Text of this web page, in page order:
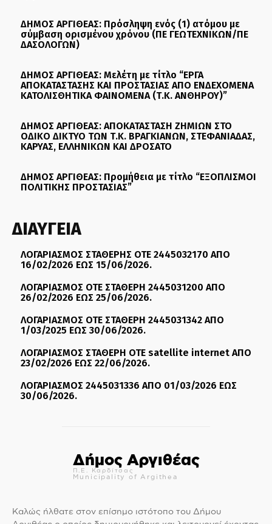
ΔΗΜΟΣ ΑΡΓΙΘΕΑΣ: Πρόσληψη ενός (1) ατόμου με
σύμβαση ορισμένου χρόνου (ΠΕ ΓΕΩΤΕΧΝΙΚΩΝ/ΠΕ
ΔΑΣΟΛΟΓΩΝ)
ΔΗΜΟΣ ΑΡΓΙΘΕΑΣ: Μελέτη με τίτλο “ΕΡΓΑ
ΑΠΟΚΑΤΑΣΤΑΣΗΣ ΚΑΙ ΠΡΟΣΤΑΣΙΑΣ ΑΠΟ ΕΝΔΕΧΟΜΕΝΑ
ΚΑΤΟΛΙΣΘΗΤΙΚΑ ΦΑΙΝΟΜΕΝΑ (Τ.Κ. ΑΝΘΗΡΟΥ)”
ΔΗΜΟΣ ΑΡΓΙΘΕΑΣ: ΑΠΟΚΑΤΑΣΤΑΣΗ ΖΗΜΙΩΝ ΣΤΟ
ΟΔΙΚΟ ΔΙΚΤΥΟ ΤΩΝ Τ.Κ. ΒΡΑΓΚΙΑΝΩΝ, ΣΤΕΦΑΝΙΑΔΑΣ,
ΚΑΡΥΑΣ, ΕΛΛΗΝΙΚΩΝ ΚΑΙ ΔΡΟΣΑΤΟ
ΔΗΜΟΣ ΑΡΓΙΘΕΑΣ: Προμήθεια με τίτλο “ΕΞΟΠΛΙΣΜΟΙ
ΠΟΛΙΤΙΚΗΣ ΠΡΟΣΤΑΣΙΑΣ”
ΔΙΑΥΓΕΙΑ
ΛΟΓΑΡΙΑΣΜΟΣ ΣΤΑΘΕΡΗΣ ΟΤΕ 2445032170 ΑΠΟ
16/02/2026 ΕΩΣ 15/06/2026.
ΛΟΓΑΡΙΑΣΜΟΣ ΟΤΕ ΣΤΑΘΕΡΗ 2445031200 ΑΠΟ
26/02/2026 ΕΩΣ 25/06/2026.
ΛΟΓΑΡΙΑΣΜΟΣ ΟΤΕ ΣΤΑΘΕΡΗ 2445031342 ΑΠΟ
1/03/2025 ΕΩΣ 30/06/2026.
ΛΟΓΑΡΙΑΣΜΟΣ ΣΤΑΘΕΡΗ ΟΤΕ satellite internet ΑΠΟ
23/02/2026 ΕΩΣ 22/06/2026.
ΛΟΓΑΡΙΑΣΜΟΣ 2445031336 ΑΠΟ 01/03/2026 ΕΩΣ
30/06/2026.
Δήμος Αργιθέας
Π.Ε. Καρδίτσας
Municipality of Argithea
Καλώς ήλθατε στον επίσημο ιστότοπο του Δήμου